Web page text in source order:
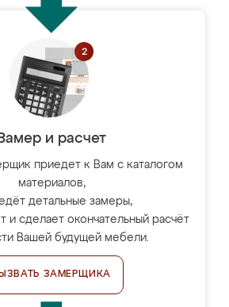
и расчет
приедет к Вам с каталогом
материалов,
детальные замеры,
и сделает окончательный расчёт
Вашей будущей мебели.
ЗАМЕРЩИКА